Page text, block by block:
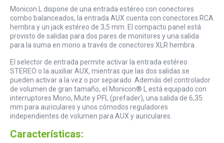
Monicon L dispone de una entrada estéreo con conectores
combo balanceados, la entrada AUX cuenta con conectores RCA
hembra y un jack estéreo de 3,5 mm. El compacto panel está
provisto de salidas para dos pares de monitores y una salida
para la suma en mono a través de conectores XLR hembra.
El selector de entrada permite activar la entrada estéreo
STEREO o la auxiliar AUX, mientras que las dos salidas se
pueden activar a la vez o por separado. Además del controlador
de volumen de gran tamaño, el Monicon® L está equipado con
interruptores Mono, Mute y PFL (prefader), una salida de 6,35
mm para auriculares y unos cómodos reguladores
independientes de volumen para AUX y auriculares.
Características: